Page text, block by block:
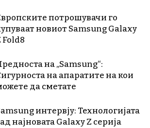
потрошувачи го
новиот Samsung Galaxy
Fold8
на „Samsung“:
на апаратите на кои
да сметате
интервју: Технологијата
најновата Galaxy Z серија